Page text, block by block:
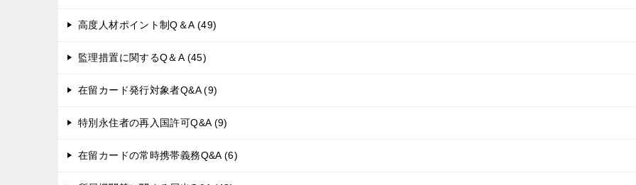
高度人材ポイント制Q＆A (49)
監理措置に関するQ＆A (45)
在留カード発行対象者Q&A (9)
特別永住者の再入国許可Q&A (9)
在留カードの常時携帯義務Q&A (6)